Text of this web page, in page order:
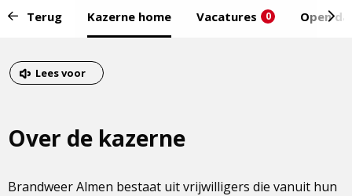
van
menu:
Terug Kazerne home Vacatures 0 Open
van
het
Dit
externe
Lees voor
Over de kazerne
Brandweer Almen bestaat uit vrijwilligers die vanuit hun